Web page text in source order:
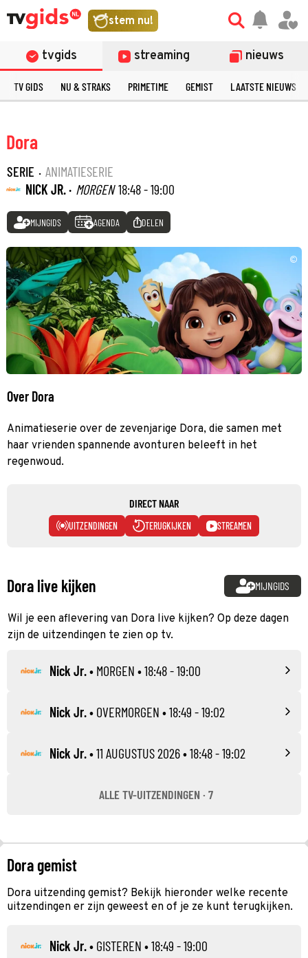
stem nu!
tvgids streaming nieuws
TV GIDS NU & STRAKS PRIMETIME GEMIST LAATSTE NIEUWS
Dora
SERIE · ANIMATIESERIE
NICK JR. · MORGEN 18:48 - 19:00
MIJNGIDS AGENDA DELEN
©
Over Dora
Animatieserie over de zevenjarige Dora, die samen met
haar vrienden spannende avonturen beleeft in het
regenwoud.
DIRECT NAAR
UITZENDINGEN TERUGKIJKEN STREAMEN
Dora live kijken MIJNGIDS
Wil je een aflevering van Dora live kijken? Op deze dagen
zijn de uitzendingen te zien op tv.
Nick Jr.• MORGEN • 18:48 - 19:00
Nick Jr.• OVERMORGEN • 18:49 - 19:02
Nick Jr.•11 AUGUSTUS 2026• 18:48 - 19:02
ALLE TV-UITZENDINGEN · 7
Dora gemist
Dora uitzending gemist? Bekijk hieronder welke recente
uitzendingen er zijn geweest en of je ze kunt terugkijken.
Nick Jr.• GISTEREN • 18:49 - 19:00